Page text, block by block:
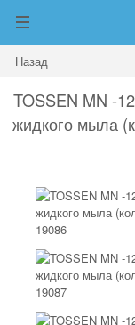
Назад
TOSSEN MN -
жидкого мыла